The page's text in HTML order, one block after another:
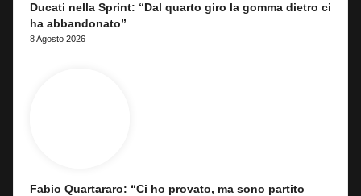
Ducati nella Sprint: “Dal quarto giro la gomma dietro ci
ha abbandonato”
8 Agosto 2026
Fabio Quartararo: “Ci ho provato, ma sono partito